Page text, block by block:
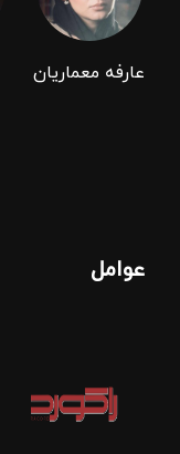
عارفه معماریان
عوامل